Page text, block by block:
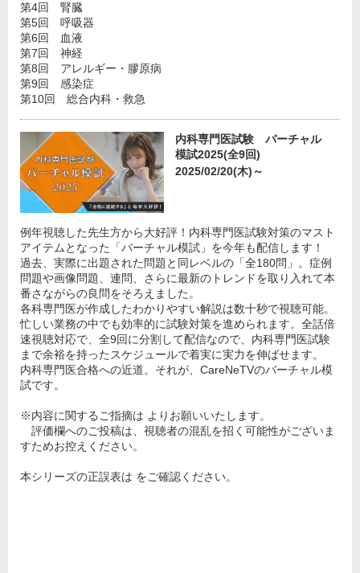
第4回 腎臓
第5回 呼吸器
第6回 血液
第7回 神経
第8回 アレルギー・膠原病
第9回 感染症
第10回 総合内科・救急
内科専門医試験 バーチャル
模試2025(全9回)
2025/02/20(木)～
例年視聴した先生方から大好評！内科専門医試験対策のマスト
アイテムとなった「バーチャル模試」を今年も配信します！
過去、実際に出題された問題と同レベルの「全180問」。症例
問題や画像問題、連問、さらに最新のトレンドを取り入れて本
番さながらの良問をそろえました。
各科専門医が作成したわかりやすい解説は数十秒で視聴可能。
忙しい業務の中でも効率的に試験対策を進められます。全話倍
速視聴対応で、全9回に分割して配信なので、内科専門医試験
まで余裕を持ったスケジュールで着実に実力を伸ばせます。
内科専門医合格への近道。それが、CareNeTVのバーチャル模
試です。
※内容に関するご指摘は よりお願いいたします。
評価欄へのご投稿は、視聴者の混乱を招く可能性がございま
すためお控えください。
本シリーズの正誤表は をご確認ください。